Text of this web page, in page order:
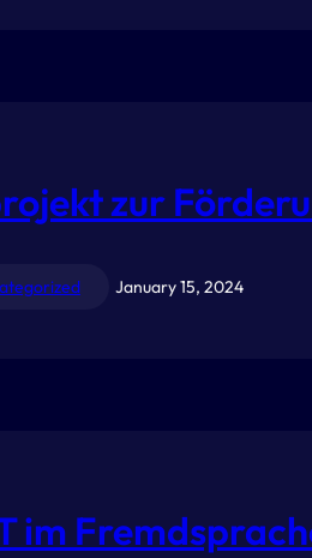
zur
January 15, 2024
im